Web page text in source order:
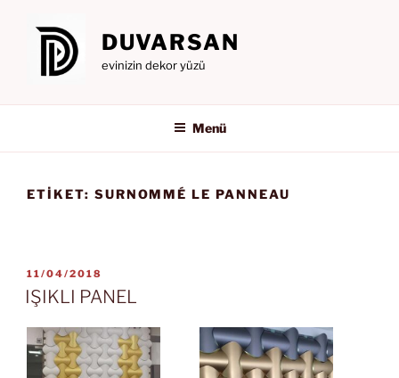
DUVARSAN
evinizin dekor yüzü
Menü
ETIKET: SURNOMMÉ LE PANNEAU
YAYIM
TARIHI
11/04/2018
IŞIKLI PANEL